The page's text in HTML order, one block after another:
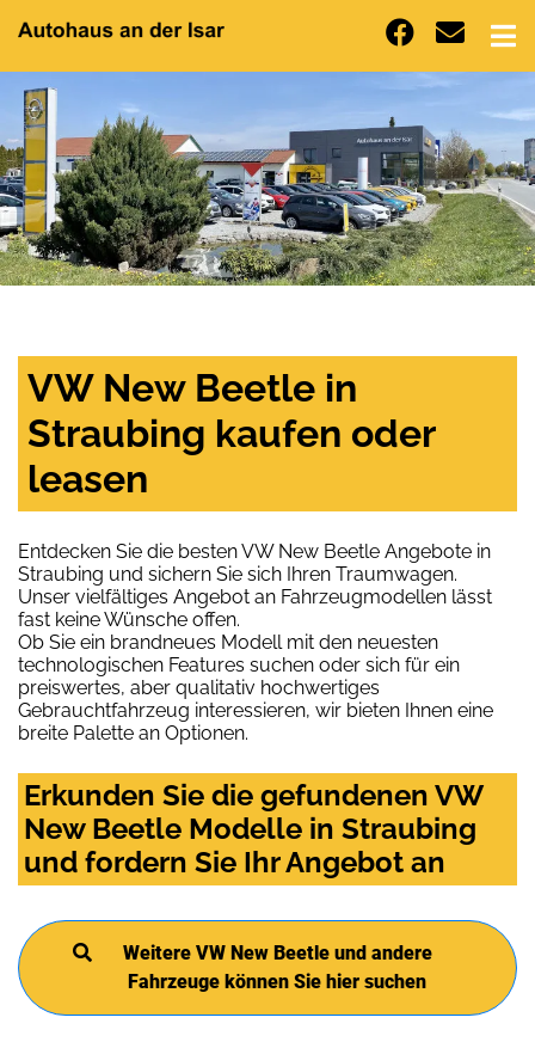
VW New Beetle in
Straubing kaufen oder
leasen
Entdecken Sie die besten VW New Beetle Angebote in
Straubing und sichern Sie sich Ihren Traumwagen.
Unser vielfältiges Angebot an Fahrzeugmodellen lässt
fast keine Wünsche offen.
Ob Sie ein brandneues Modell mit den neuesten
technologischen Features suchen oder sich für ein
preiswertes, aber qualitativ hochwertiges
Gebrauchtfahrzeug interessieren, wir bieten Ihnen eine
breite Palette an Optionen.
Erkunden Sie die gefundenen VW
New Beetle Modelle in Straubing
und fordern Sie Ihr Angebot an
Weitere VW New Beetle und andere
Fahrzeuge können Sie hier suchen